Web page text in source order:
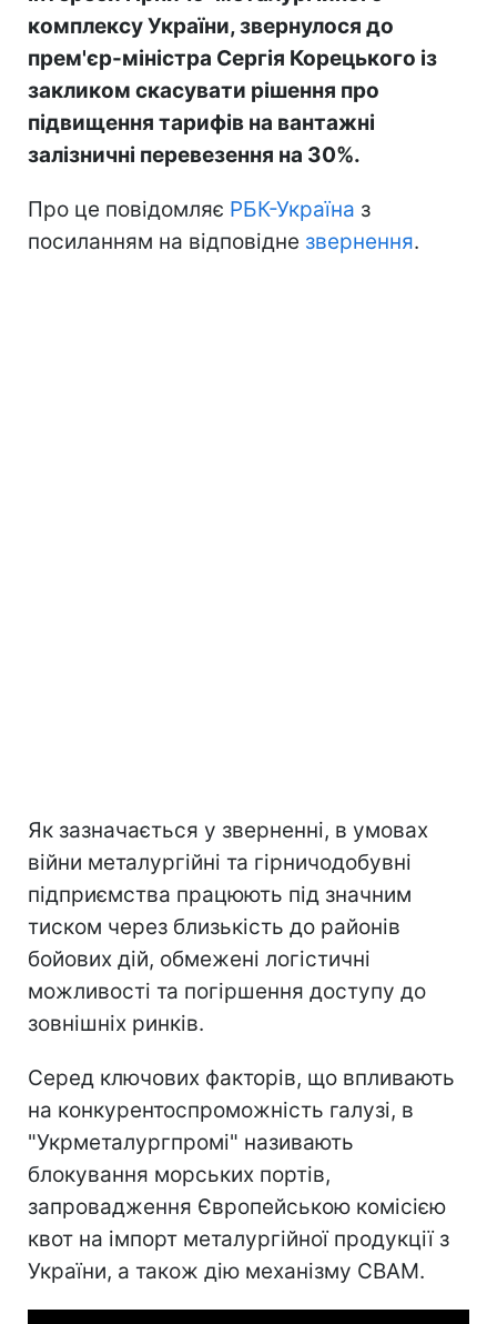
комплексу України, звернулося до
прем'єр-міністра Сергія Корецького із
закликом скасувати рішення про
підвищення тарифів на вантажні
залізничні перевезення на 30%.
Про це повідомляє РБК-Україна з
посиланням на відповідне звернення.
Як зазначається у зверненні, в умовах
війни металургійні та гірничодобувні
підприємства працюють під значним
тиском через близькість до районів
бойових дій, обмежені логістичні
можливості та погіршення доступу до
зовнішніх ринків.
Серед ключових факторів, що впливають
на конкурентоспроможність галузі, в
"Укрметалургпромі" називають
блокування морських портів,
запровадження Європейською комісією
квот на імпорт металургійної продукції з
України, а також дію механізму CBAM.